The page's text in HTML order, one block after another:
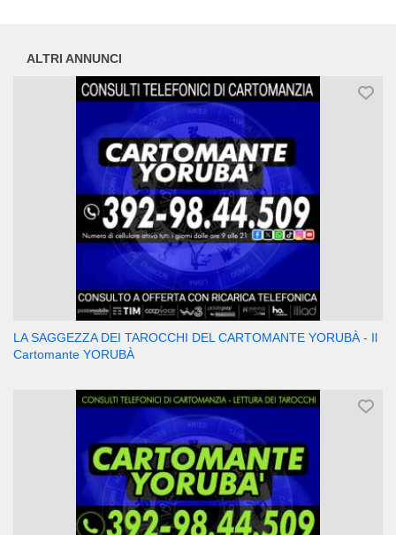
ALTRI ANNUNCI
LA SAGGEZZA DEI TAROCCHI DEL CARTOMANTE YORUBÀ - Il
Cartomante YORUBÀ